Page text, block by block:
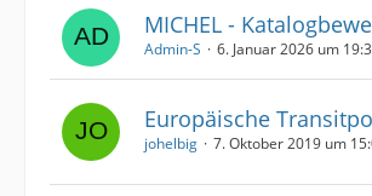
MICHEL -
Admin-S 6. Januar 2026 um
Europäische
johelbig 7. Oktober 2019 um